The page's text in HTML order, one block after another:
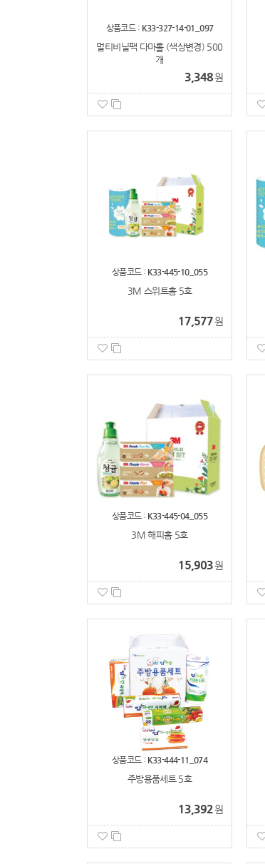
상품코드 : K33-327-14-01_097
멀티비닐팩 다마롤 (색상변경) 500
개
3,348원
상품코드 : K33-445-10_055
3M 스위트홈 5호
17,577원
상품코드 : K33-445-04_055
3M 해피홈 5호
15,903원
상품코드 : K33-444-11_074
주방용품세트 5호
13,392원